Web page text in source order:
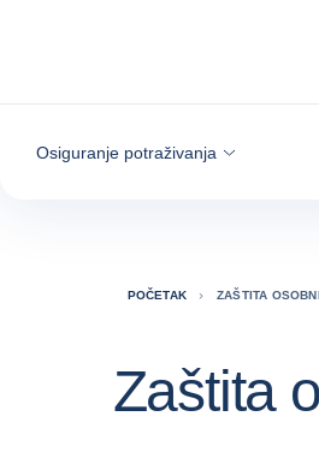
Osiguranje potraživanja
POČETAK ZAŠTITA
Zaštita